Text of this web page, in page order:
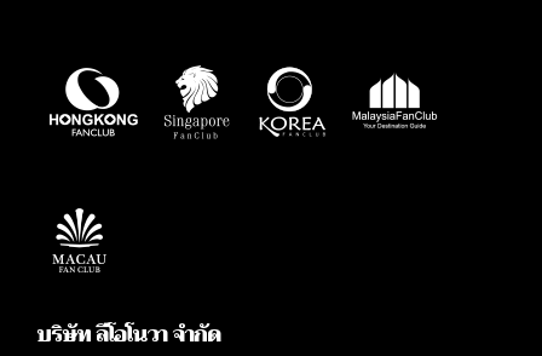
บริษัท ลีโอโนวา จำกัด